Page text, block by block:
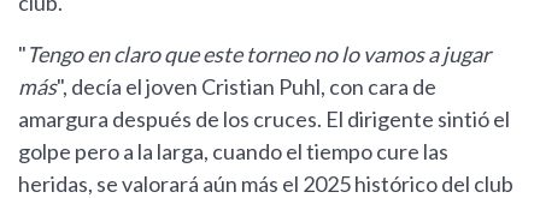
"Tengo en claro que este torneo no lo vamos a jugar
más", decía el joven Cristian Puhl, con cara de
amargura después de los cruces. El dirigente sintió el
golpe pero a la larga, cuando el tiempo cure las
heridas, se valorará aún más el 2025 histórico del club